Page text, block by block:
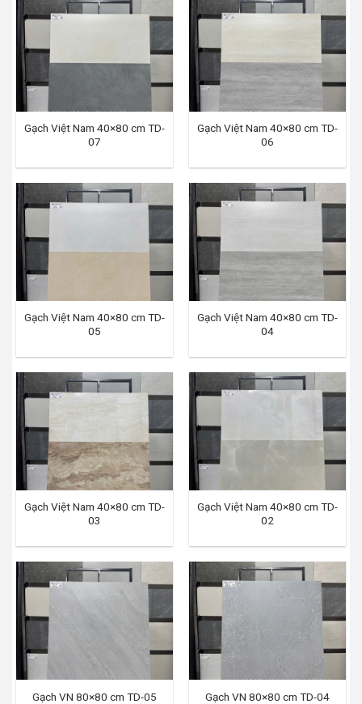
Gạch Việt Nam 40×80 cm TD-
07
Gạch Việt Nam 40×80 cm TD-
06
Gạch Việt Nam 40×80 cm TD-
05
Gạch Việt Nam 40×80 cm TD-
04
Gạch Việt Nam 40×80 cm TD-
03
Gạch Việt Nam 40×80 cm TD-
02
Gạch VN 80×80 cm TD-05 Gạch VN 80×80 cm TD-04